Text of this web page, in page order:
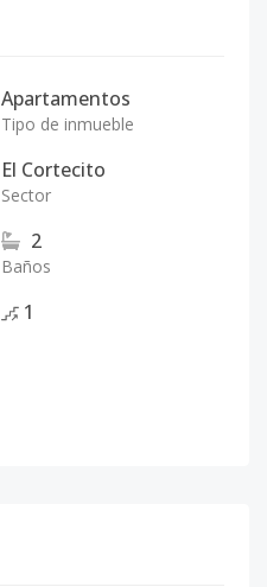
Apartamentos
Tipo de inmueble
El Cortecito
Sector
2
Baños
1